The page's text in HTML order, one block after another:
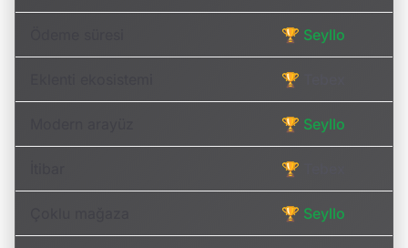
🏆 Seyllo
🏆 Tebex
🏆 Seyllo
🏆 Tebex
🏆 Seyllo